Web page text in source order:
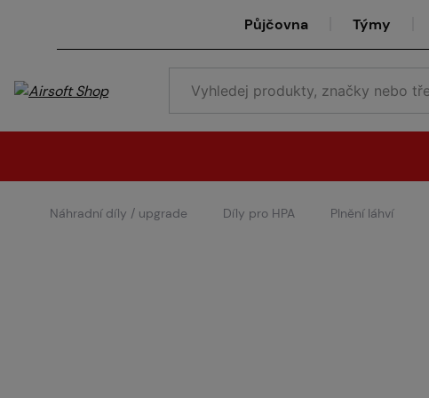
Půjčovna Týmy
Náhradní díly / upgrade Díly pro HPA Plnění láhví